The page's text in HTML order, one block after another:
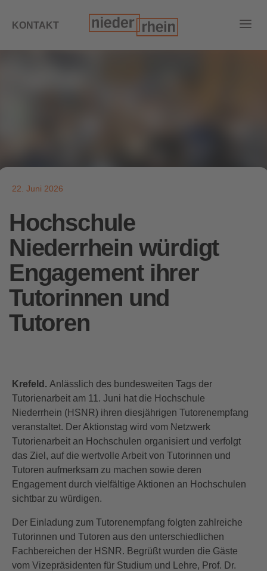
KONTAKT
22. Juni 2026
Hochschule
Niederrhein würdigt
Engagement ihrer
Tutorinnen und
Tutoren
Krefeld. Anlässlich des bundesweiten Tags der
Tutorienarbeit am 11. Juni hat die Hochschule
Niederrhein (HSNR) ihren diesjährigen Tutorenempfang
veranstaltet. Der Aktionstag wird vom Netzwerk
Tutorienarbeit an Hochschulen organisiert und verfolgt
das Ziel, auf die wertvolle Arbeit von Tutorinnen und
Tutoren aufmerksam zu machen sowie deren
Engagement durch vielfältige Aktionen an Hochschulen
sichtbar zu würdigen.
Der Einladung zum Tutorenempfang folgten zahlreiche
Tutorinnen und Tutoren aus den unterschiedlichen
Fachbereichen der HSNR. Begrüßt wurden die Gäste
vom Vizepräsidenten für Studium und Lehre, Prof. Dr.